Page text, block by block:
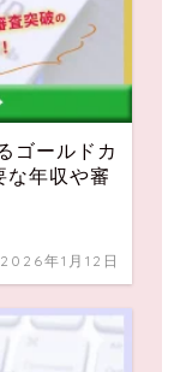
ゴールドカ
な年収や審
2026年1月12日